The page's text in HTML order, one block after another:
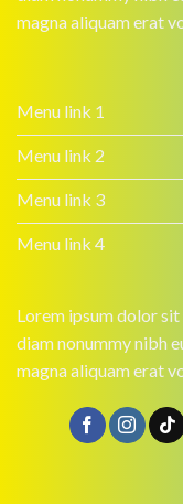
magna aliquam erat
Menu link 1
Menu link 2
Menu link 3
Menu link 4
Lorem ipsum dolor
diam nonummy nibh
magna aliquam erat